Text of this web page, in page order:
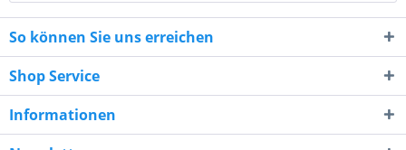
10 + 8 = ?
So können Sie uns erreichen
Shop Service
Informationen